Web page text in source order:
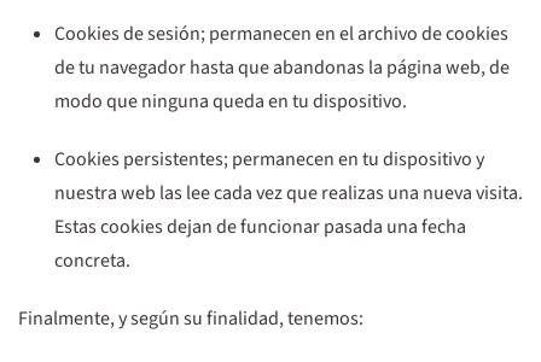
Cookies de sesión;permanecen en el archivo de cookies
de tu navegador hasta que abandonas la página web, de
modo que ninguna queda en tu dispositivo.
Cookies persistentes;permanecen en tu dispositivo y
nuestra web las lee cada vez que realizas una nueva visita.
Estas cookies dejan de funcionar pasada una fecha
concreta.
Finalmente, y según su finalidad, tenemos: